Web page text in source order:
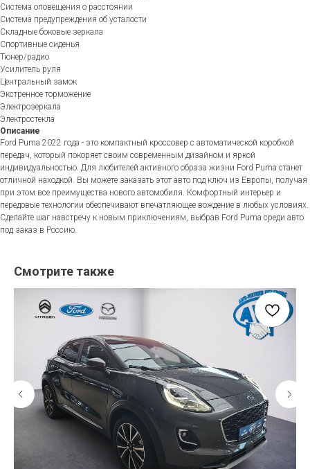
Система оповещения о расстоянии
Система предупреждения об усталости
Складные боковые зеркала
Спортивные сиденья
Тюнер/радио
Усилитель руля
Центральный замок
Экстренное торможение
Электрозеркала
Электростекла
Описание
Ford Puma 2022 года - это компактный кроссовер с автоматической коробкой
передач, который покоряет своим современным дизайном и яркой
индивидуальностью. Для любителей активного образа жизни Ford Puma станет
отличной находкой. Вы можете заказать этот авто под ключ из Европы, получая
при этом все преимущества нового автомобиля. Комфортный интерьер и
передовые технологии обеспечивают впечатляющее вождение в любых условиях.
Сделайте шаг навстречу к новым приключениям, выбрав Ford Puma среди авто
под заказ в Россию.
Смотрите также